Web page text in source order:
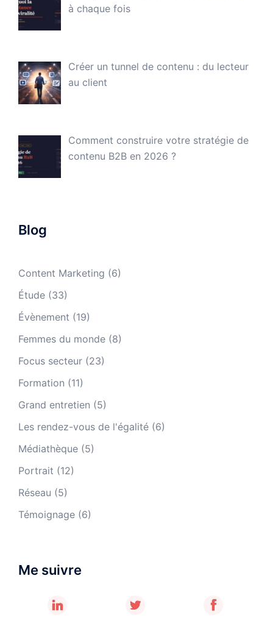
à chaque fois
Créer un tunnel de contenu : du lecteur
au client
Comment construire votre stratégie de
contenu B2B en 2026 ?
Blog
Content Marketing (6)
Étude (33)
Évènement (19)
Femmes du monde (8)
Focus secteur (23)
Formation (11)
Grand entretien (5)
Les rendez-vous de l'égalité (6)
Médiathèque (5)
Portrait (12)
Réseau (5)
Témoignage (6)
Me suivre